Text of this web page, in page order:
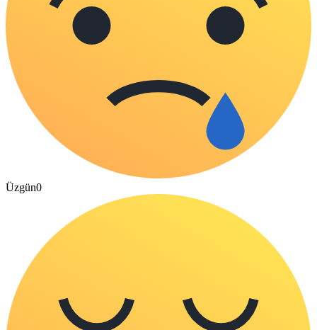
Üzgün0